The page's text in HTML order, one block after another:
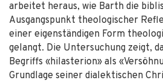
arbeitet heraus, wie Barth die
Ausgangspunkt theologischer
einer eigenständigen Form
gelangt. Die Untersuchung zeigt,
Begriffs «hilasterion» als
Grundlage seiner dialektischen